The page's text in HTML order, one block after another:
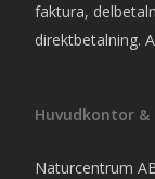
faktura,
direktbetalning.
Huvudkontor
Naturcentrum